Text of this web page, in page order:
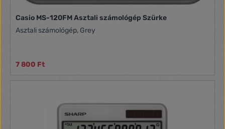
Casio MS-120FM Asztali számológép Szürke
Asztali számológép, Grey
7 800 Ft